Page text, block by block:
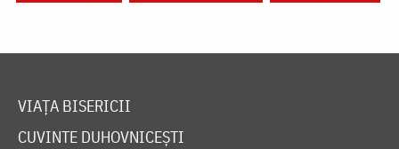
VIAȚA BISERICII
CUVINTE DUHOVNICEȘTI